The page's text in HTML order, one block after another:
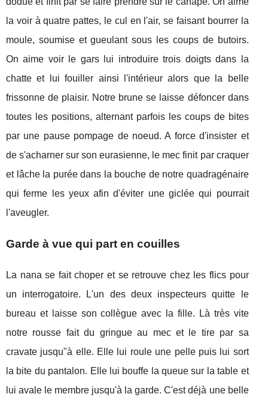
la voir à quatre pattes, le cul en l'air, se faisant bourrer la
moule, soumise et gueulant sous les coups de butoirs.
On aime voir le gars lui introduire trois doigts dans la
chatte et lui fouiller ainsi l'intérieur alors que la belle
frissonne de plaisir. Notre brune se laisse défoncer dans
toutes les positions, alternant parfois les coups de bites
par une pause pompage de noeud. A force d'insister et
de s'acharner sur son eurasienne, le mec finit par craquer
et lâche la purée dans la bouche de notre quadragénaire
qui ferme les yeux afin d'éviter une giclée qui pourrait
l'aveugler.
Garde à vue qui part en couilles
La nana se fait choper et se retrouve chez les flics pour
un interrogatoire. L'un des deux inspecteurs quitte le
bureau et laisse son collègue avec la fille. Là très vite
notre rousse fait du gringue au mec et le tire par sa
cravate jusqu"à elle. Elle lui roule une pelle puis lui sort
la bite du pantalon. Elle lui bouffe la queue sur la table et
lui avale le membre jusqu'à la garde. C'est déjà une belle